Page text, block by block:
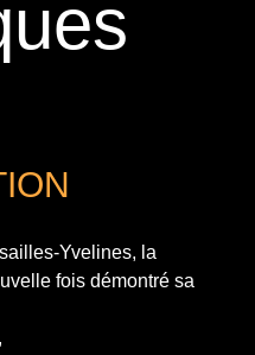
Yvelines, la
fois démontré sa
,